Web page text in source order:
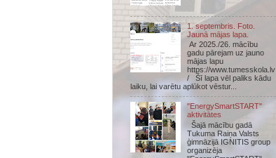
1. septembris. Foto.
Jaunā mājas lapa.
Ar 2025./26. mācību
gadu pārejam uz jauno
mājas lapu
https://www.tumesskola.lv
/ Šī lapa vēl paliks kādu
laiku, lai varētu aplūkot vēstur...
"EnergySmartSTART"
aktivitātes
Šajā mācību gadā
Tukuma Raiņa Valsts
ģimnāzijā IGNITIS group
organizēja